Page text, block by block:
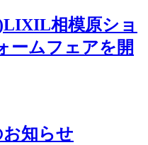
相模原ショ
ームフェアを開
お知らせ